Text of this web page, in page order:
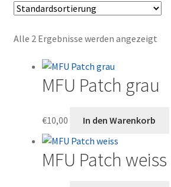
Alle 2 Ergebnisse werden angezeigt
MFU Patch grau
€10,00 In den Warenkorb
MFU Patch weiss